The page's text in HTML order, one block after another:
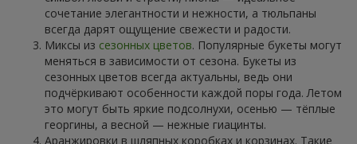
сочетание элегантности и нежности, а тюльпаны
всегда дарят ощущение свежести и радости.
Миксы из сезонных цветов. Популярные букеты могут
меняться в зависимости от сезона. Букеты из
сезонных цветов всегда актуальны, ведь они
подчёркивают особенности каждой поры года. Летом
это могут быть яркие подсолнухи, осенью — тёплые
георгины, а весной — нежные гиацинты.
Аранжировки в шляпных коробках и корзинах. Такие